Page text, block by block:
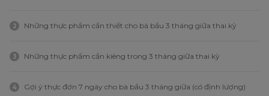
2 Những thực phẩm cần thiết cho bà bầu 3 tháng giữa thai kỳ
3 Những thực phẩm cần kiêng trong 3 tháng giữa thai kỳ
4 Gợi ý thực đơn 7 ngày cho bà bầu 3 tháng giữa (có định lượng)